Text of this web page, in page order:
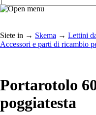
Siete in → Skema → Lettini
Accessori e parti di ricambio
Portarotolo
poggiatesta